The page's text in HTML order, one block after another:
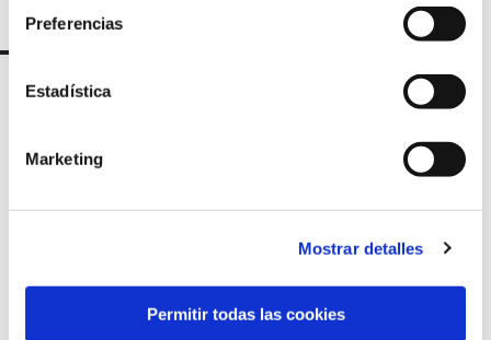
Preferencias
Estadística
Marketing
Mostrar detalles
Permitir todas las cookies
Marqués de Amboage 12, 1º
15006 A Coruña